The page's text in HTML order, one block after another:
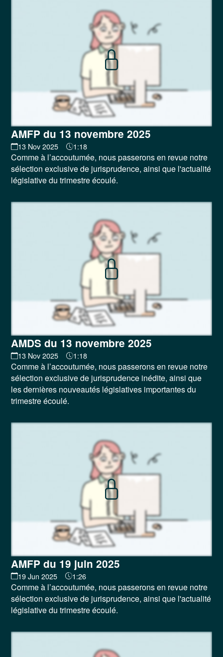
AMFP du 13 novembre 2025
13 Nov 2025 1:18
Comme à l’accoutumée, nous passerons en revue notre
sélection exclusive de jurisprudence, ainsi que l'actualité
législative du trimestre écoulé.
AMDS du 13 novembre 2025
13 Nov 2025 1:18
Comme à l’accoutumée, nous passerons en revue notre
sélection exclusive de jurisprudence inédite, ainsi que
les dernières nouveautés législatives importantes du
trimestre écoulé.
AMFP du 19 juin 2025
19 Jun 2025 1:26
Comme à l’accoutumée, nous passerons en revue notre
sélection exclusive de jurisprudence, ainsi que l'actualité
législative du trimestre écoulé.